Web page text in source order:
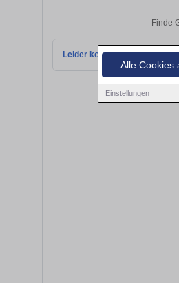
Alle Cookies
Einstellungen
Finde
Leider konnten wir derzeit